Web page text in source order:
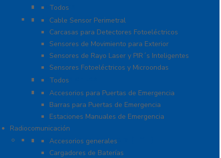
Teclados
Todos
Protección Perimetral
Cable Sensor Perimetral
Carcasas para Detectores Fotoeléctricos
Sensores de Movimiento para Exterior
Sensores de Rayo Laser y PIR´s Inteligentes
Sensores Fotoeléctricos y Microondas
Señalamientos
Todos
Sistemas de Emergencia
Accesorios para Puertas de Emergencia
Barras para Puertas de Emergencia
Estaciones Manuales de Emergencia
Radiocomunicación
Accesorios para Hytera (HYT)
Accesorios generales
Cargadores de Baterías